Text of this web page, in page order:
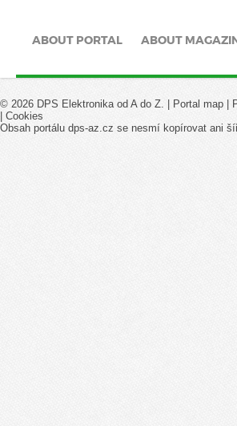
ABOUT PORTAL ABOUT
© 2026 DPS Elektronika od A do Z. | Portal map |
| Cookies
Obsah portálu dps-az.cz se nesmí kopírovat ani